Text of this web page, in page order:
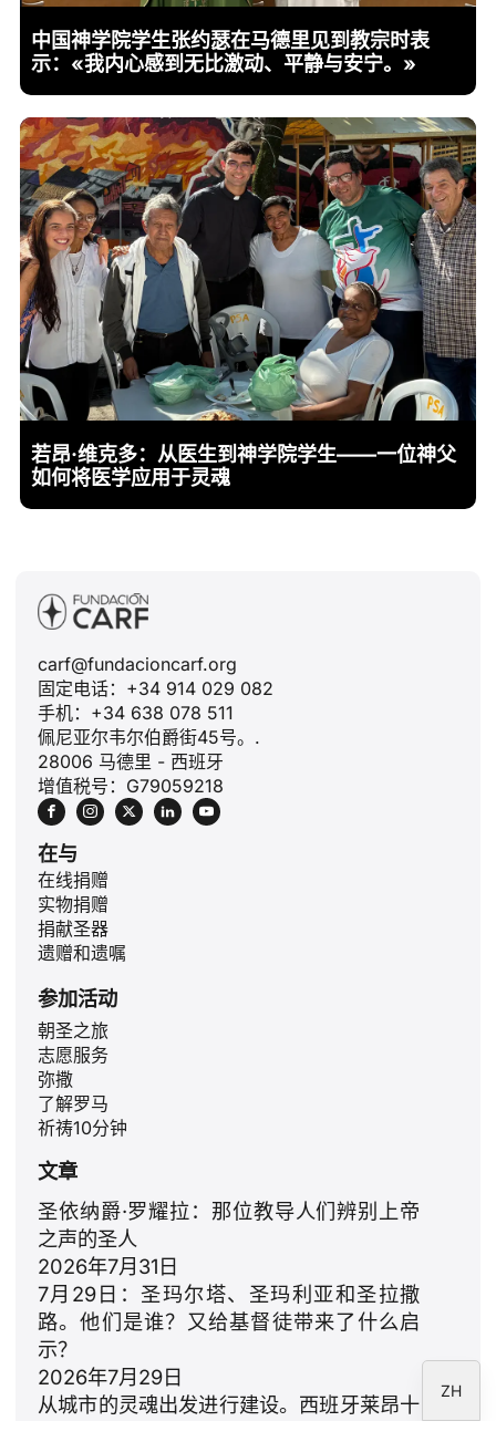
中国神学院学生张约瑟在马德里见到教宗时表
示：«我内心感到无比激动、平静与安宁。»
若昂·维克多：从医生到神学院学生——一位神父
如何将医学应用于灵魂
carf@fundacioncarf.org
固定电话：+34 914 029 082
手机：+34 638 078 511
佩尼亚尔韦尔伯爵街45号。.
28006 马德里 - 西班牙
增值税号：G79059218
在与
在线捐赠
实物捐赠
捐献圣器
遗赠和遗嘱
参加活动
朝圣之旅
志愿服务
弥撒
了解罗马
祈祷10分钟
文章
圣依纳爵·罗耀拉：那位教导人们辨别上帝
之声的圣人
2026年7月31日
7月29日：圣玛尔塔、圣玛利亚和圣拉撒
路。他们是谁？又给基督徒带来了什么启
示？
2026年7月29日
从城市的灵魂出发进行建设。西班牙莱昂十
ZH